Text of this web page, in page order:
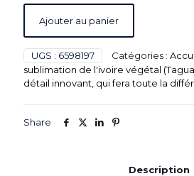
Ajouter au panier
UGS : 6598197 Catégories :
sublimation de l'ivoire végétal
détail innovant, qui fera toute la
Share
Description